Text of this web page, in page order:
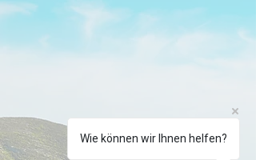
Wie können wir Ihnen helfen?